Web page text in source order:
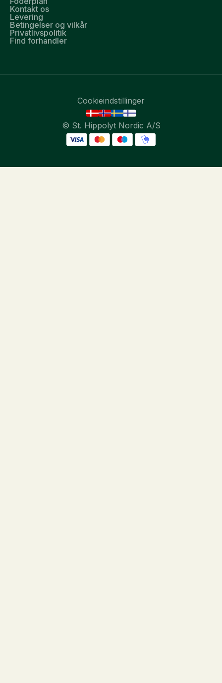
Kontakt os
Levering
Betingelser og vilkår
Privatlivspolitik
Find forhandler
© St. Hippolyt Nordic A/S
Cookieindstillinger